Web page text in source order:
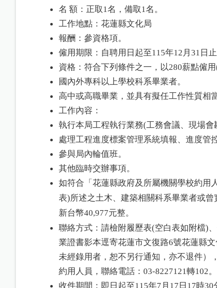
名 額：正取1名，備取1名。
工作地點：花蓮縣文化局
報酬：參資格項。
僱用期限：自聘用日起至115年12月31日止
資格：符合下列條件之一，以280薪點僱
國內外專科以上學校科系畢業者。
高中或高職畢業，並具有擬任工作性質相
工作內容：
執行本局工程執行業務(工務會議、現場會
處理工程進度標案管理系統填報、進度管
參與局內輪值班。
其他臨時交辦事項。
如符合「花蓮縣政府及所屬機關學校約用
表)所述之土木、建築相關科系畢業者或
新台幣40,977元整。
聯絡方式：請檢附履歷表(空白表如附檔)
業證書影本逕寄花蓮市文復路6號花蓮縣
未經錄用者，恕不另行通知，亦不退件）
約用人員，聯絡電話：03-8227121轉102。
收件期間：即日起至115年7月17日17時30